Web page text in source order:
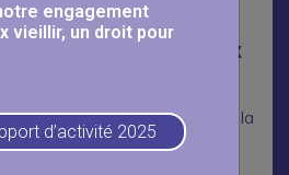
Ouvertes réussie aux
ont répondu présents pour la
aux Fermettes, dans le cadre
engagement
vieillir, un droit pour
d’activité 2025